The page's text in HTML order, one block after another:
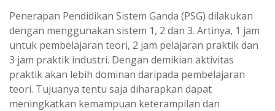
Penerapan Pendidikan Sistem Ganda (PSG) dilakukan
dengan menggunakan sistem 1, 2 dan 3. Artinya, 1 jam
untuk pembelajaran teori, 2 jam pelajaran praktik dan
3 jam praktik industri. Dengan demikian aktivitas
praktik akan lebih dominan daripada pembelajaran
teori. Tujuanya tentu saja diharapkan dapat
meningkatkan kemampuan keterampilan dan